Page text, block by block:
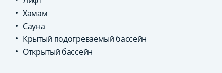
Хамам
Сауна
Крытый подогреваемый бассейн
Открытый бассейн